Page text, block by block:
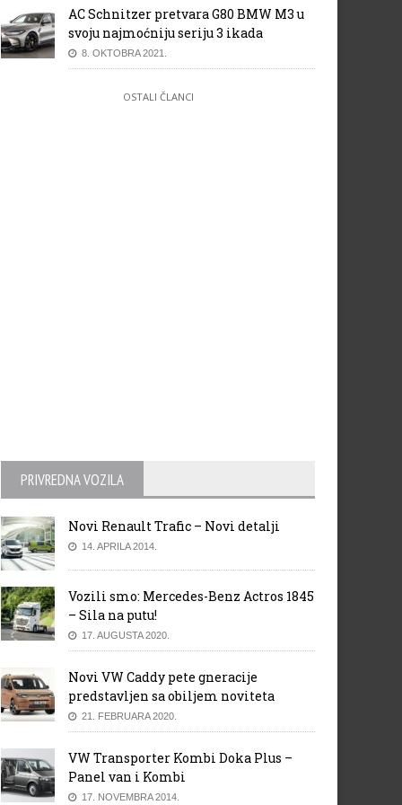
AC Schnitzer pretvara G80 BMW M3 u
svoju najmoćniju seriju 3 ikada
8. OKTOBRA 2021.
OSTALI ČLANCI
PRIVREDNA VOZILA
Novi Renault Trafic – Novi detalji
14. APRILA 2014.
Vozili smo: Mercedes-Benz Actros 1845
– Sila na putu!
17. AUGUSTA 2020.
Novi VW Caddy pete gneracije
predstavljen sa obiljem noviteta
21. FEBRUARA 2020.
VW Transporter Kombi Doka Plus –
Panel van i Kombi
17. NOVEMBRA 2014.